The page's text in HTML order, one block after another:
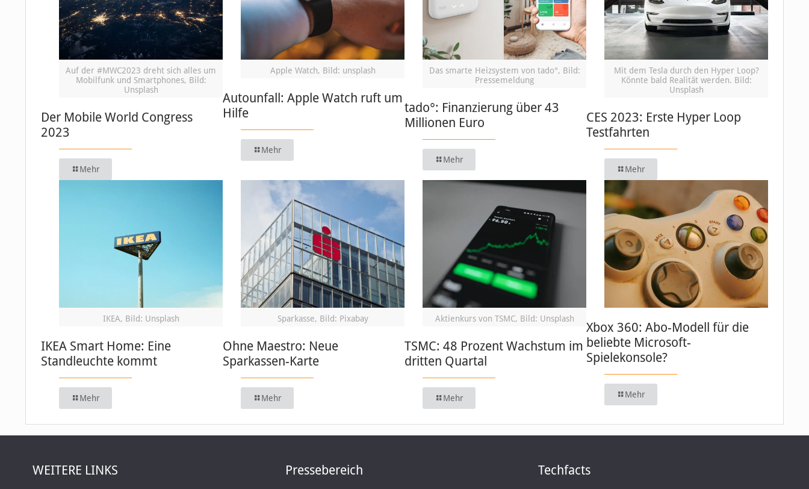
Auf der #MWC2023 dreht sich alles um
Mobilfunk und Smartphones, Bild:
Unsplash
Der Mobile World Congress
2023
Mehr
Apple Watch, Bild: unsplash
Autounfall: Apple Watch ruft um
Hilfe
Mehr
Das smarte Heizsystem von tado°, Bild:
Pressemeldung
tado°: Finanzierung über 43
Millionen Euro
Mehr
Mit dem Tesla durch den Hyper Loop?
Könnte bald Realität werden. Bild:
Unsplash
CES 2023: Erste Hyper Loop
Testfahrten
Mehr
IKEA, Bild: Unsplash
IKEA Smart Home: Eine
Standleuchte kommt
Mehr
Sparkasse, Bild: Pixabay
Ohne Maestro: Neue
Sparkassen-Karte
Mehr
Aktienkurs von TSMC, Bild: Unsplash
TSMC: 48 Prozent Wachstum im
dritten Quartal
Mehr
Xbox 360: Abo-Modell für die
beliebte Microsoft-
Spielekonsole?
Mehr
WEITERE LINKS Pressebereich Techfacts